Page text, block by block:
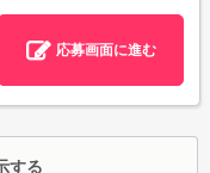
応募画面に進む
する